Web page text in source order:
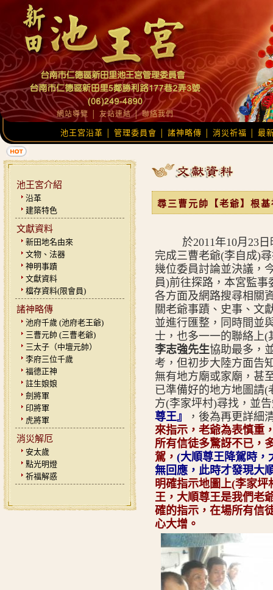
網站導覽 友站連結│聯絡我們
池王宮沿革 管理委員會 諸神略傳 消災祈福 最
池王宮介紹
沿革
建築特色
文獻資料
新田地名由來
文物、法器
神明事蹟
文獻資料
檔存資料(限會員)
諸神略傳
池府千歲 (池府老王爺)
三曹元帥 (三曹老爺)
三太子（中壇元帥）
李府三位千歲
福德正神
註生娘娘
劍將軍
印將軍
虎將軍
消災解厄
安太歲
點光明燈
祈福解惑
尋三曹元帥【老爺】根
於2011年10月23
完成三曹老爺(李自成)
幾位委員討論並決議，
員)前往探路，本宮監
各方面及網路搜尋相關
關老爺事蹟、史事、文
並進行匯整，同時間並
士，也多一一的聯絡上
李志強先生協助最多，
考，但初步大陸方面告
無有地方廟或家廟，甚
已準備好的地方地圖請
方(李家坪村)尋找，並
尊王』
，後為再更詳細
來指示，老爺為表慎重
所有信徒多驚訝不已，
駕， (大順尊王降駕時，
無回應，此時才發現大
明確指示地圖上(李家
王，大順尊王是我們老
確的指示，在場所有信
心大增。